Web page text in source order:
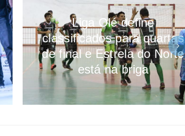
Liga Olé define
classificados para quartas
de final e Estrela do Norte
está na briga